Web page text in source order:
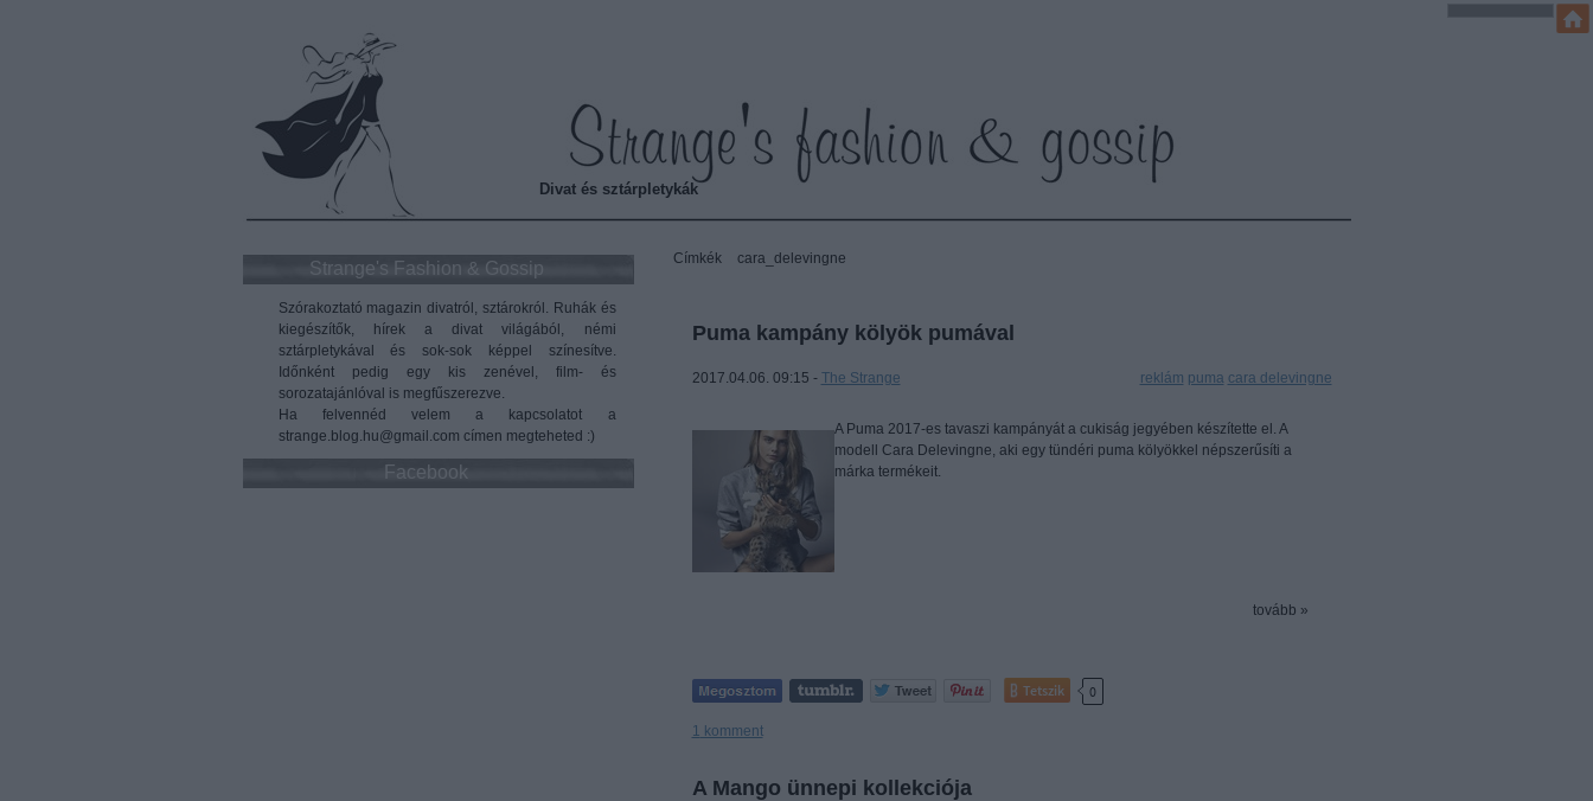
Strange's fashion & gossip
Divat és sztárpletykák
Strange's Fashion & Gossip
Szórakoztató magazin divatról, sztárokról. Ruhák és
kiegészítők, hírek a divat világából, némi
sztárpletykával és sok-sok képpel színesítve.
Időnként pedig egy kis zenével, film- és
sorozatajánlóval is megfűszerezve.
Ha felvennéd velem a kapcsolatot a
strange.blog.hu@gmail.com címen megteheted :)
Facebook
Címkék» cara_delevingne
Puma kampány kölyök pumával
2017.04.06. 09:15 - The Strange reklám puma cara delevingne
A Puma 2017-es tavaszi kampányát a cukiság jegyében készítette el. A
modell Cara Delevingne, aki egy tündéri puma kölyökkel népszerűsíti a
márka termékeit.
tovább »
Tetszik 0
1 komment
A Mango ünnepi kollekciója